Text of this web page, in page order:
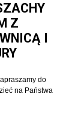
Z
I
do
na Państwa